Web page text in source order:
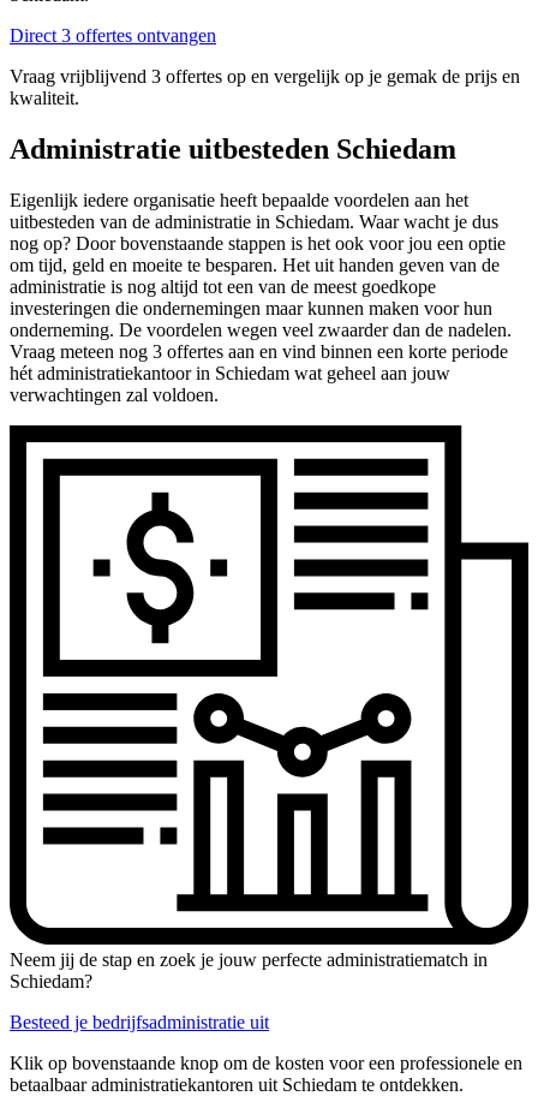
Direct 3 offertes ontvangen
Vraag vrijblijvend 3 offertes op en vergelijk op je gemak de prijs en
kwaliteit.
Administratie uitbesteden Schiedam
Eigenlijk iedere organisatie heeft bepaalde voordelen aan het
uitbesteden van de administratie in Schiedam. Waar wacht je dus
nog op? Door bovenstaande stappen is het ook voor jou een optie
om tijd, geld en moeite te besparen. Het uit handen geven van de
administratie is nog altijd tot een van de meest goedkope
investeringen die ondernemingen maar kunnen maken voor hun
onderneming. De voordelen wegen veel zwaarder dan de nadelen.
Vraag meteen nog 3 offertes aan en vind binnen een korte periode
hét administratiekantoor in Schiedam wat geheel aan jouw
verwachtingen zal voldoen.
Neem jij de stap en zoek je jouw perfecte administratiematch in
Schiedam?
Besteed je bedrijfsadministratie uit
Klik op bovenstaande knop om de kosten voor een professionele en
betaalbaar administratiekantoren uit Schiedam te ontdekken.